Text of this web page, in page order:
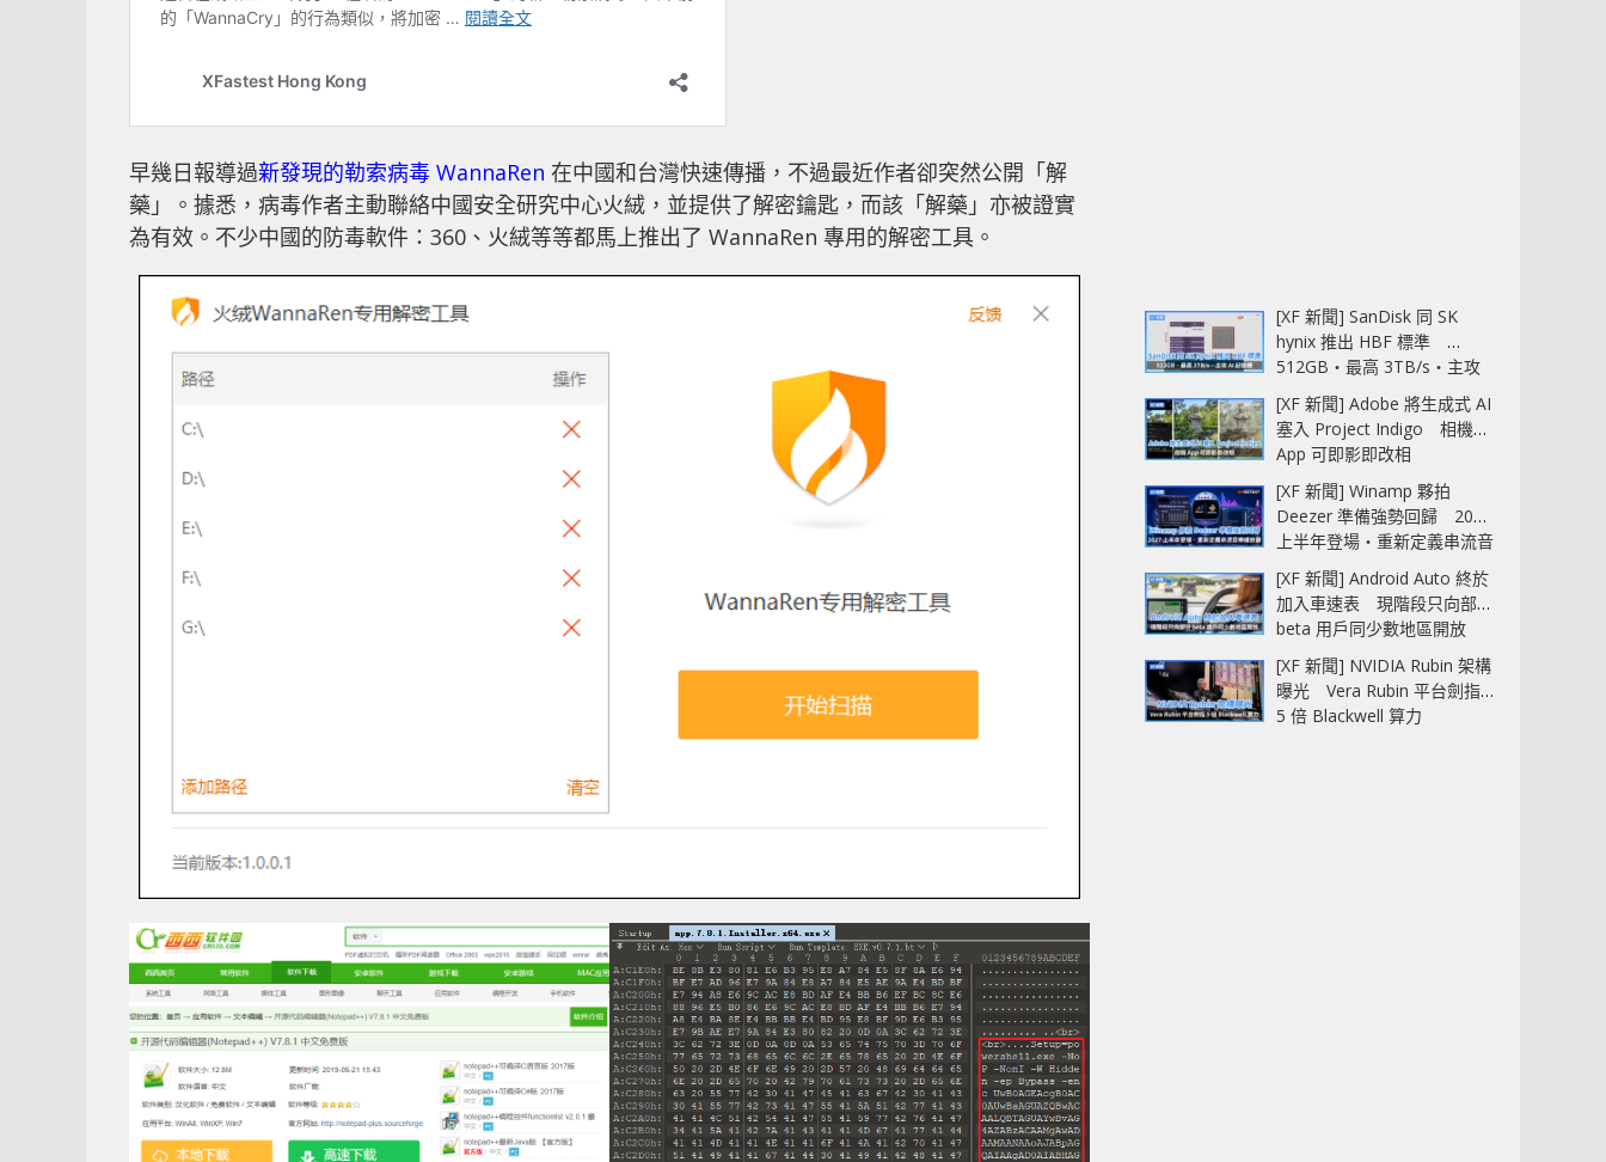
早幾日報導過新發現的勒索病毒 WannaRen 在中國和台灣快速傳播，不過最近作者卻突然公開「解
藥」。據悉，病毒作者主動聯絡中國安全研究中心火絨，並提供了解密鑰匙，而該「解藥」亦被證實
為有效。不少中國的防毒軟件：360、火絨等等都馬上推出了 WannaRen 專用的解密工具。
[XF 新聞] SanDisk 同 SK
hynix 推出 HBF 標準
512GB‧最高 3TB/s‧主攻
AI 記憶體
[XF 新聞] Adobe 將生成式 AI
塞入 Project Indigo 相機
App 可即影即改相
[XF 新聞] Winamp 夥拍
Deezer 準備強勢回歸 2027
上半年登場‧重新定義串流音
樂播放器
[XF 新聞] Android Auto 終於
加入車速表 現階段只向部分
beta 用戶同少數地區開放
[XF 新聞] NVIDIA Rubin 架構
曝光 Vera Rubin 平台劍指
5 倍 Blackwell 算力